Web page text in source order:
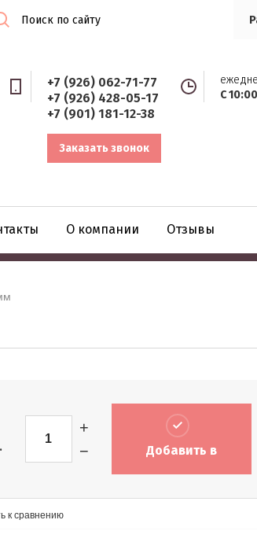
+7 (926) 062-71-77
+7 (926) 428-05-17
+7 (901) 181-12-38
Заказать звонок
С
О компании Отзывы
−
+
Добавить в
корзину
к сравнению